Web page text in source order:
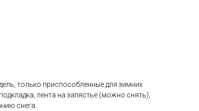
только приспособленные для зимних
лента на запястье (можно снять),
снега.